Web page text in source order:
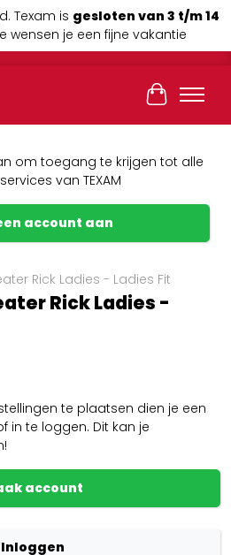
Texam is gesloten van 3 t/m 14
wensen je een fijne vakantie
om toegang te krijgen tot alle
van TEXAM
account aan
Rick Ladies - Ladies Fit
Rick Ladies -
te plaatsen dien je een
in te loggen. Dit kan je
account
Inloggen